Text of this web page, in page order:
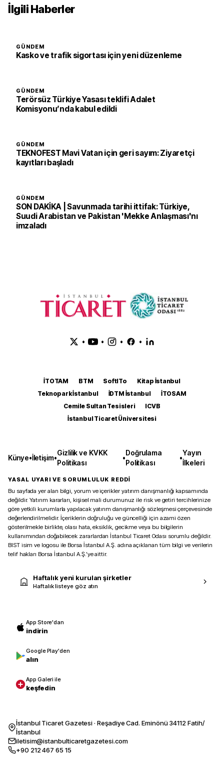
İlgili Haberler
GÜNDEM
Kasko ve trafik sigortası için yeni düzenleme
GÜNDEM
Terörsüz Türkiye Yasası teklifi Adalet
Komisyonu’nda kabul edildi
GÜNDEM
TEKNOFEST Mavi Vatan için geri sayım: Ziyaretçi
kayıtları başladı
GÜNDEM
SON DAKİKA | Savunmada tarihi ittifak: Türkiye,
Suudi Arabistan ve Pakistan 'Mekke Anlaşması'nı
imzaladı
• • • •
İTOTAM BTM SoftITo
Kitap İstanbul
Teknopark İstanbul
İDTM İstanbul
İTOSAM
Cemile Sultan Tesisleri
ICVB
İstanbul Ticaret Üniversitesi
Künye•İletişim•
Gizlilik ve KVKK
Politikası
•
Doğrulama
Politikası
•
Yayın
İlkeleri
YASAL UYARI VE SORUMLULUK REDDİ
Bu sayfada yer alan bilgi, yorum ve içerikler yatırım danışmanlığı kapsamında
değildir. Yatırım kararları, kişisel mali durumunuz ile risk ve getiri tercihlerinize
göre yetkili kurumlarla yapılacak yatırım danışmanlığı sözleşmesi çerçevesinde
değerlendirilmelidir. İçeriklerin doğruluğu ve güncelliği için azami özen
gösterilmekle birlikte, olası hata, eksiklik, gecikme veya bu bilgilerin
kullanımından doğabilecek zararlardan İstanbul Ticaret Odası sorumlu değildir.
BIST isim ve logosu ile Borsa İstanbul A.Ş. adına açıklanan tüm bilgi ve verilerin
telif hakları Borsa İstanbul A.Ş.’ye aittir.
Haftalık yeni kurulan şirketler
Haftalık listeye göz atın
App Store'dan
indirin
Google Play'den
alın
App Galeri ile
keşfedin
İstanbul Ticaret Gazetesi · Reşadiye Cad. Eminönü 34112 Fatih/
İstanbul
iletisim@istanbulticaretgazetesi.com
+90 212 467 65 15